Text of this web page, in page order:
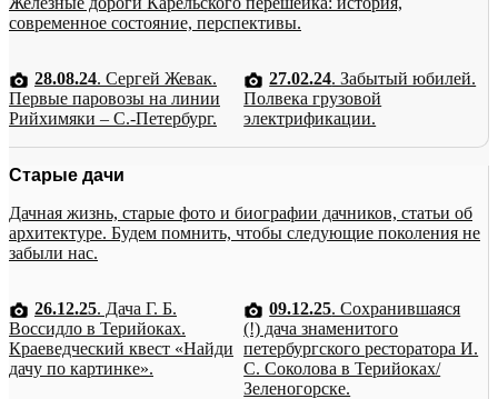
современное состояние, перспективы.
28.08.24. Сергей Жевак.
Первые паровозы на линии
Рийхимяки – С.-Петербург.
27.02.24. Забытый юбилей.
Полвека грузовой
электрификации.
Старые дачи
Дачная жизнь, старые фото и биографии дачников, статьи об
архитектуре. Будем помнить, чтобы следующие поколения не
забыли нас.
26.12.25. Дача Г. Б.
Воссидло в Терийоках.
Краеведческий квест «Найди
дачу по картинке».
09.12.25. Сохранившаяся
(!) дача знаменитого
петербургского ресторатора И.
С. Соколова в Терийоках/
Зеленогорске.